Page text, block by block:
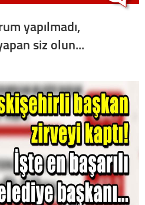
yapılmadı,
siz olun...